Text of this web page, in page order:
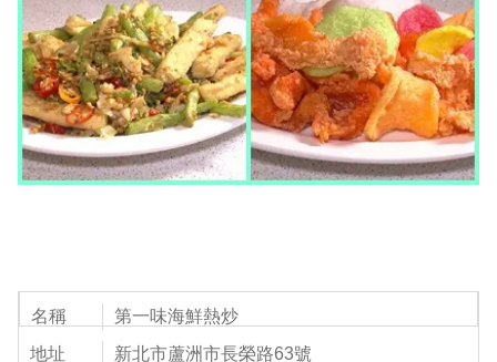
名稱
第一味海鮮熱炒
地址
新北市蘆洲市長榮路63號